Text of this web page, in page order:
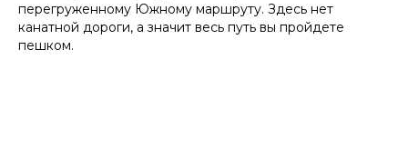
перегруженному Южному маршруту. Здесь нет
канатной дороги, а значит весь путь вы пройдете
пешком.